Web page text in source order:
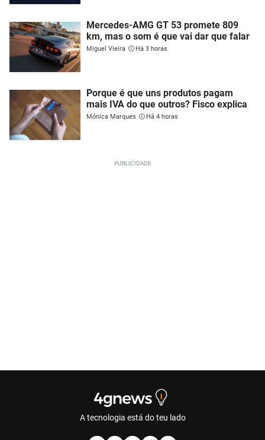
Mercedes-AMG GT 53 promete 809
km, mas o som é que vai dar que falar
Miguel Vieira Há 3 horas
Porque é que uns produtos pagam
mais IVA do que outros? Fisco explica
Mónica Marques Há 4 horas
A tecnologia está do teu lado